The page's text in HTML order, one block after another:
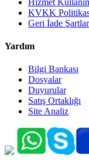
KVKK
Geri İade
Yardım
Bilgi Bankası
Dosyalar
Duyurular
Satış Ortaklığı
Site Analiz